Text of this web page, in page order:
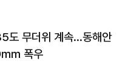
도 무더위 계속…동해안
㎜ 폭우